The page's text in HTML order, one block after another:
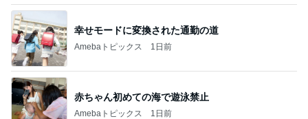
幸せモードに変換された通勤の道
Amebaトピックス 1日前
赤ちゃん初めての海で遊泳禁止
Amebaトピックス 1日前